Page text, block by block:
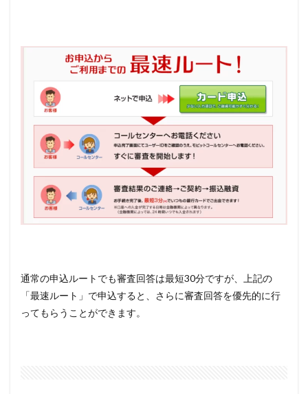
通常の申込ルートでも審査回答は最短30分ですが、上記の
「最速ルート」で申込すると、さらに審査回答を優先的に行
ってもらうことができます。